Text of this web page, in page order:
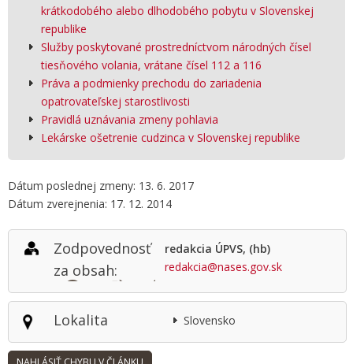
krátkodobého alebo dlhodobého pobytu v Slovenskej
republike
Služby poskytované prostredníctvom národných čísel
tiesňového volania, vrátane čísel 112 a 116
Práva a podmienky prechodu do zariadenia
opatrovateľskej starostlivosti
Pravidlá uznávania zmeny pohlavia
Lekárske ošetrenie cudzinca v Slovenskej republike
Dátum poslednej zmeny: 13. 6. 2017
Dátum zverejnenia: 17. 12. 2014
Zodpovednosť
za obsah:
redakcia ÚPVS, (hb)
redakcia@nases.gov.sk
Lokalita Slovensko